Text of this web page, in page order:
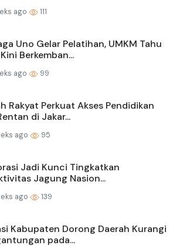
ago 111
Uno Gelar Pelatihan, UMKM Tahu
Berkemban...
ago 99
Rakyat Perkuat Akses Pendidikan
di Jakar...
ago 95
Jadi Kunci Tingkatkan
Jagung Nasion...
ago 139
Kabupaten Dorong Daerah Kurangi
pada...